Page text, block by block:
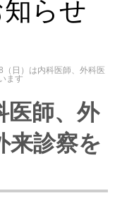
らせ
（日）は内科医師、外科医
ます
医師、外
来診察を